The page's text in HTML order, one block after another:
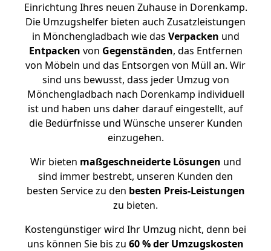
Einrichtung Ihres neuen Zuhause in Dorenkamp.
Die Umzugshelfer bieten auch Zusatzleistungen
in Mönchengladbach wie das Verpacken und
Entpacken von Gegenständen, das Entfernen
von Möbeln und das Entsorgen von Müll an. Wir
sind uns bewusst, dass jeder Umzug von
Mönchengladbach nach Dorenkamp individuell
ist und haben uns daher darauf eingestellt, auf
die Bedürfnisse und Wünsche unserer Kunden
einzugehen.
Wir bieten maßgeschneiderte Lösungen und
sind immer bestrebt, unseren Kunden den
besten Service zu den besten Preis-Leistungen
zu bieten.
Kostengünstiger wird Ihr Umzug nicht, denn bei
uns können Sie bis zu 60 % der Umzugskosten